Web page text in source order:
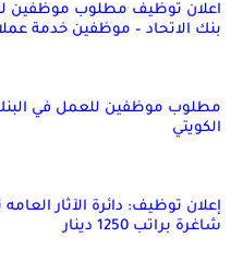
اعلان توظيف مطلوب موظفين
بنك الاتحاد – موظفين خدمة
مطلوب موظفين للعمل في البنك
الكويتي
إعلان توظيف: دائرة الآثار
شاغرة براتب 1250 دينار